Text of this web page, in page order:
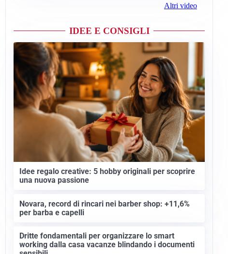
Altri video
IDEE E CONSIGLI
Idee regalo creative: 5 hobby originali per scoprire
una nuova passione
Novara, record di rincari nei barber shop: +11,6%
per barba e capelli
Dritte fondamentali per organizzare lo smart
working dalla casa vacanze blindando i documenti